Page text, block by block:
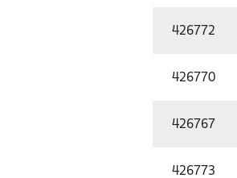
426772
426770
426767
426773